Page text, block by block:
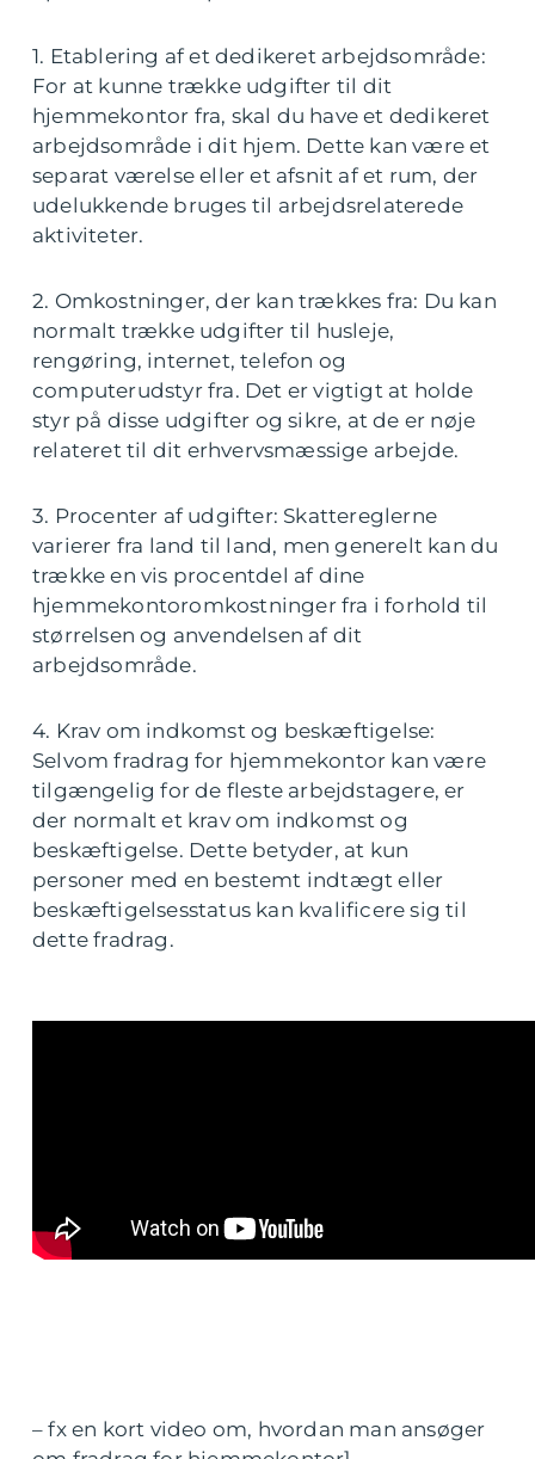
1. Etablering af et dedikeret arbejdsområde:
For at kunne trække udgifter til dit
hjemmekontor fra, skal du have et dedikeret
arbejdsområde i dit hjem. Dette kan være et
separat værelse eller et afsnit af et rum, der
udelukkende bruges til arbejdsrelaterede
aktiviteter.
2. Omkostninger, der kan trækkes fra: Du kan
normalt trække udgifter til husleje,
rengøring, internet, telefon og
computerudstyr fra. Det er vigtigt at holde
styr på disse udgifter og sikre, at de er nøje
relateret til dit erhvervsmæssige arbejde.
3. Procenter af udgifter: Skattereglerne
varierer fra land til land, men generelt kan du
trække en vis procentdel af dine
hjemmekontoromkostninger fra i forhold til
størrelsen og anvendelsen af dit
arbejdsområde.
4. Krav om indkomst og beskæftigelse:
Selvom fradrag for hjemmekontor kan være
tilgængelig for de fleste arbejdstagere, er
der normalt et krav om indkomst og
beskæftigelse. Dette betyder, at kun
personer med en bestemt indtægt eller
beskæftigelsesstatus kan kvalificere sig til
dette fradrag.
– fx en kort video om, hvordan man ansøger